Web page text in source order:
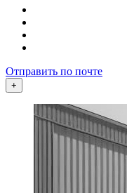
Отправить по почте
+